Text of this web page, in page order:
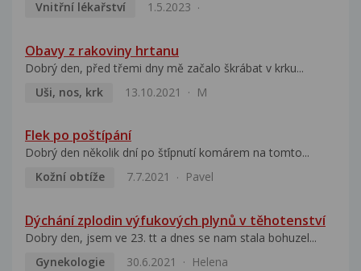
Vnitřní lékařství
1.5.2023
Obavy z rakoviny hrtanu
Dobrý den, před třemi dny mě začalo škrábat v krku...
Uši, nos, krk
13.10.2021 M
Flek po poštípání
Dobrý den několik dní po šťípnutí komárem na tomto...
Kožní obtíže
7.7.2021 Pavel
Dýchání zplodin výfukových plynů v těhotenství
Dobry den, jsem ve 23. tt a dnes se nam stala bohuzel...
Gynekologie
30.6.2021 Helena